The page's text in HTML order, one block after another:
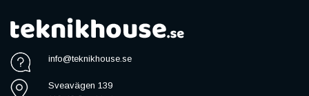
info@teknikhouse.se
Sveavägen 139